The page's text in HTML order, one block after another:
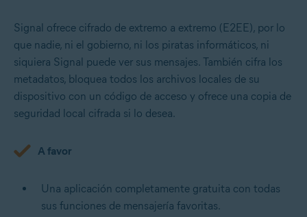
Signal ofrece cifrado de extremo a extremo (E2EE), por lo
que nadie, ni el gobierno, ni los piratas informáticos, ni
siquiera Signal puede ver sus mensajes. También cifra los
metadatos, bloquea todos los archivos locales de su
dispositivo con un código de acceso y ofrece una copia de
seguridad local cifrada si lo desea.
A favor
Una aplicación completamente gratuita con todas
sus funciones de mensajería favoritas.